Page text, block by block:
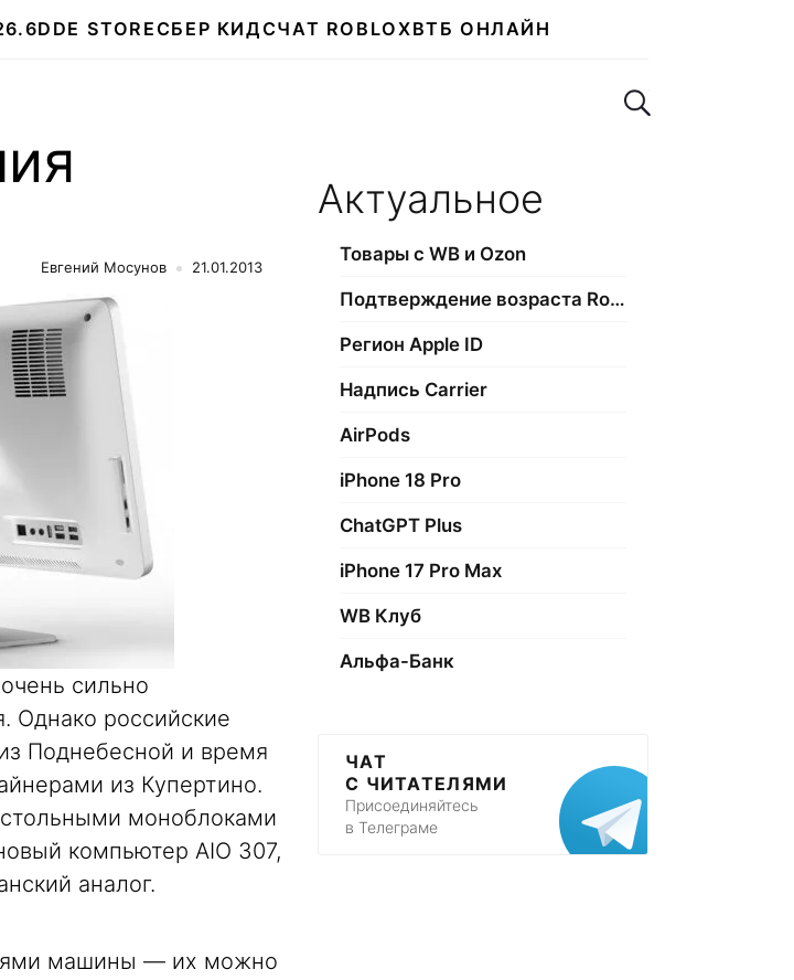
DDE STORE СБЕР КИДСЧАТ ROBLOXВТБ ОНЛАЙН
Поиск по сайту
Евгений Мосунов 21.01.2013
сильно
Однако российские
Поднебесной и время
из Купертино.
моноблоками
компьютер AIO 307,
аналог.
машины — их можно
Актуальное
Товары с WB и Ozon
Подтверждение возраста Roblox
Регион Apple ID
Надпись Carrier
AirPods
iPhone 18 Pro
ChatGPT Plus
iPhone 17 Pro Max
WB Клуб
Альфа-Банк
ЧАТ
С ЧИТАТЕЛЯМИ
Присоединяйтесь
в Телеграме